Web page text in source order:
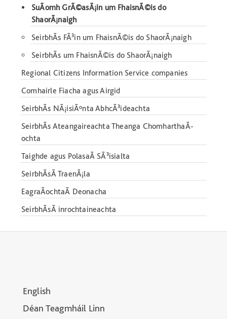
SuÃ­omh GrÃ©asÃ¡in um FhaisnÃ©is do
ShaorÃ¡naigh
SeirbhÃ­s FÃ³in um FhaisnÃ©is do ShaorÃ¡naigh
SeirbhÃ­s um FhaisnÃ©is do ShaorÃ¡naigh
Regional Citizens Information Service companies
Comhairle Fiacha agus Airgid
SeirbhÃ­s NÃ¡isiÃºnta AbhcÃ³ideachta
SeirbhÃ­s Ateangaireachta Theanga ChomharthaÃ­
ochta
Taighde agus PolasaÃ­ SÃ³isialta
SeirbhÃ­sÃ­ TraenÃ¡la
EagraÃ­ochtaÃ­ Deonacha
SeirbhÃ­sÃ­ inrochtaineachta
English
Déan Teagmháil Linn